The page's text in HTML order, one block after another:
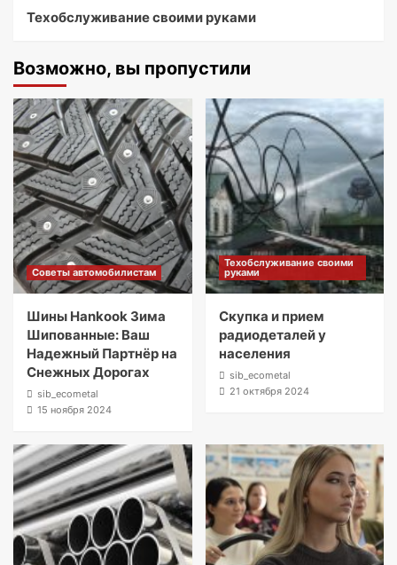
Техобслуживание своими руками
Возможно, вы пропустили
Советы автомобилистам
Шины Hankook Зима
Шипованные: Ваш
Надежный Партнёр на
Снежных Дорогах
sib_ecometal
15 ноября 2024
Техобслуживание своими
руками
Скупка и прием
радиодеталей у
населения
sib_ecometal
21 октября 2024